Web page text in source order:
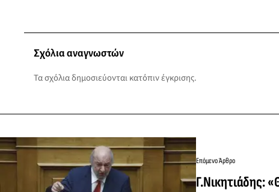
Σχόλια αναγνωστών
Τα σχόλια δημοσιεύονται κατόπιν έγκρισης.
Επόμενο Άρθρο
Γ.Νικητιάδης: